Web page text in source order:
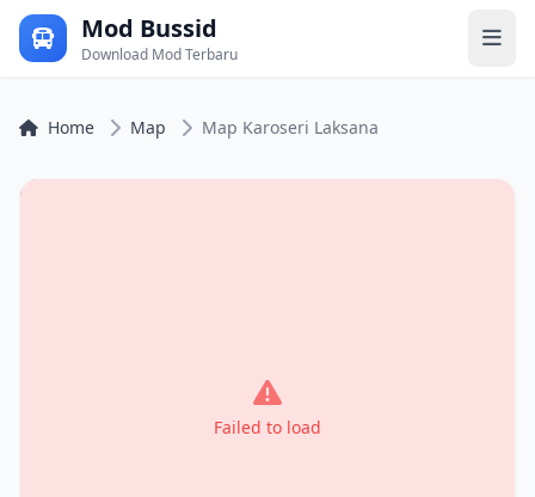
Mod Bussid
Download Mod Terbaru
Home Map Map Karoseri Laksana
Failed to load